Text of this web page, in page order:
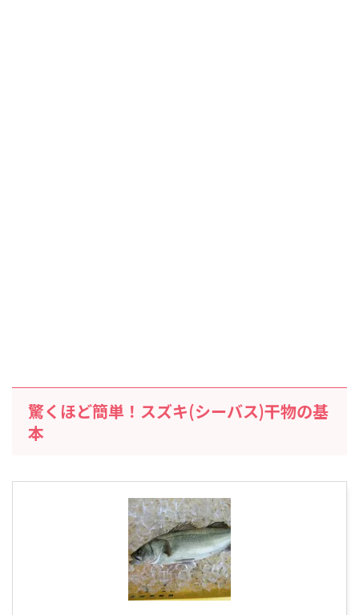
驚くほど簡単！スズキ(シーバス)干物の基
本